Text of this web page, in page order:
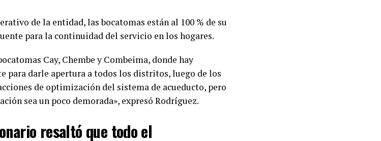
de la entidad, las bocatomas están al 100 % de su
para la continuidad del servicio en los hogares.
Cay, Chembe y Combeima, donde hay
para darle apertura a todos los distritos, luego de los
de optimización del sistema de acueducto, pero
sea un poco demorada», expresó Rodríguez.
resaltó que todo el